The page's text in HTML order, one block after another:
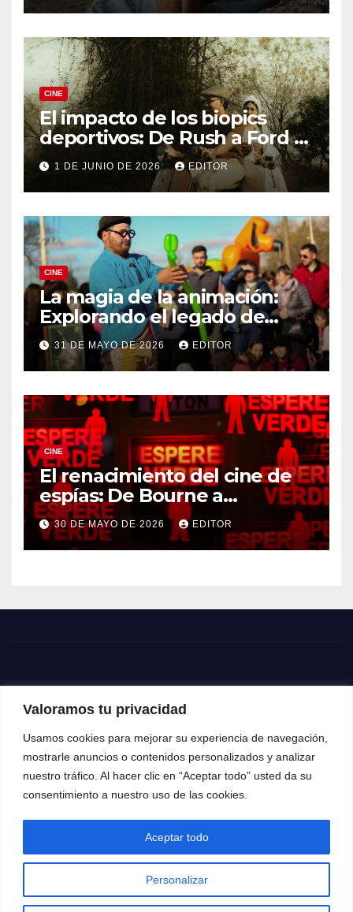
Valoramos tu privacidad
Usamos cookies para mejorar su experiencia de navegación,
mostrarle anuncios o contenidos personalizados y analizar
nuestro tráfico. Al hacer clic en “Aceptar todo” usted da su
consentimiento a nuestro uso de las cookies.
Personalizar
Aceptar todo
CINE
El impacto de los biopics
deportivos: De Rush a Ford v
Ferrari
1 DE JUNIO DE 2026 EDITOR
CINE
La magia de la animación:
Explorando el legado de
DreamWorks
31 DE MAYO DE 2026 EDITOR
CINE
El renacimiento del cine de
espías: De Bourne a
Treadstone
30 DE MAYO DE 2026 EDITOR
Funciona gracias a WordPress|Tema: News Way por